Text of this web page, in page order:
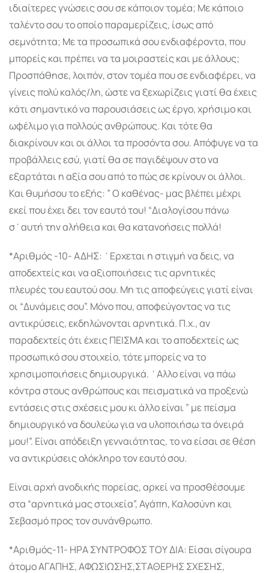
ιδιαίτερες γνώσεις σου σε κάποιον τομέα; Με κάποιο
ταλέντο σου το οποίο παραμερίζεις, ίσως από
σεμνότητα; Με τα προσωπικά σου ενδιαφέροντα, που
μπορείς και πρέπει να τα μοιραστείς και με άλλους;
Προσπάθησε, λοιπόν, στον τομέα που σε ενδιαφέρει, να
γίνεις πολύ καλός/λη, ώστε να ξεχωρίζεις γιατί θα έχεις
κάτι σημαντικό να παρουσιάσεις ως έργο, χρήσιμο και
ωφέλιμο για πολλούς ανθρώπους. Και τότε θα
διακρίνουν και οι άλλοι τα προσόντα σου. Απόφυγε να τα
προβάλλεις εσύ, γιατί θα σε παγιδέψουν στο να
εξαρτάται η αξία σου από το πώς σε κρίνουν οι άλλοι.
Και θυμήσου το εξής: ” Ο καθένας- μας βλέπει μέχρι
εκεί που έχει δει τον εαυτό του! “Διαλογίσου πάνω
σ΄αυτή την αλήθεια και θα κατανοήσεις πολλά!
*Αριθμός -10- ΑΔΗΣ: ΄Ερχεται η στιγμή να δεις, να
αποδεχτείς και να αξιοποιήσεις τις αρνητικές
πλευρές του εαυτού σου. Μη τις αποφεύγεις γιατί είναι
οι “Δυνάμεις σου”. Μόνο που, αποφεύγοντας να τις
αντικρύσεις, εκδηλώνονται αρνητικά. Π.χ., αν
παραδεχτείς ότι έχεις ΠΕΙΣΜΑ και το αποδεχτείς ως
προσωπικό σου στοιχείο, τότε μπορείς να το
χρησιμοποιήσεις δημιουργικά. ΄Αλλο είναι να πάω
κόντρα στους ανθρώπους και πεισματικά να προξενώ
εντάσεις στις σχέσεις μου κι άλλο είναι ” με πείσμα
δημιουργικό να δουλεύω για να υλοποιήσω τα όνειρά
μου!”. Είναι απόδειξη γενναιότητας, το να είσαι σε θέση
να αντικρύσεις ολόκληρο τον εαυτό σου.
Είναι αρχή ανοδικής πορείας, αρκεί να προσθέσουμε
στα “αρνητικά μας στοιχεία”, Αγάπη, Καλοσύνη και
Σεβασμό προς τον συνάνθρωπο.
*Αριθμός-11- ΗΡΑ ΣΥΝΤΡΟΦΟΣ ΤΟΥ ΔΙΑ: Είσαι σίγουρα
άτομο ΑΓΑΠΗΣ, ΑΦΩΣΙΩΣΗΣ,ΣΤΑΘΕΡΗΣ ΣΧΕΣΗΣ,